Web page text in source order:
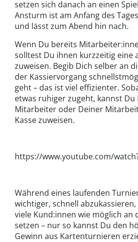
setzen sich danach an einen
Ansturm ist am Anfang des
und lässt zum Abend hin nach.
Wenn Du bereits
solltest Du ihnen kurzzeitig eine
zuweisen. Begib Dich selber an
der Kassiervorgang
geht – das ist viel effizienter.
etwas ruhiger zugeht, kannst Du
Mitarbeiter oder Deiner
Kasse zuweisen.
https://www.youtube.com/
Während eines laufenden
wichtiger, schnell
viele Kund:innen wie möglich an
setzen – nur so kannst Du den
Gewinn aus Kartenturnieren